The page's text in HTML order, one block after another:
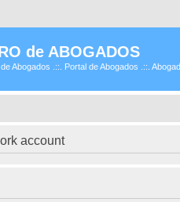
de ABOGADOS
Abogados .::. Portal de Abogados .::.
account